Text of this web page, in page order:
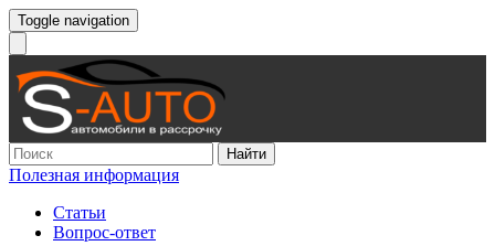
Toggle navigation
Найти
Полезная информация
Статьи
Вопрос-ответ